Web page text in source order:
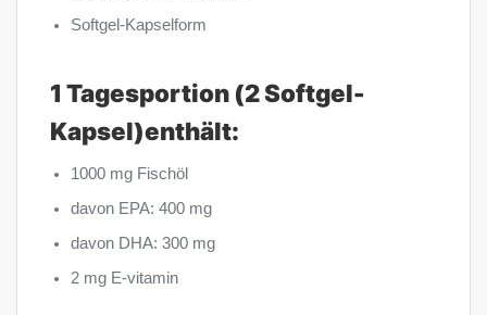
Softgel-Kapselform
1 Tagesportion (2 Softgel-
Kapsel)enthält:
1000 mg Fischöl
davon EPA: 400 mg
davon DHA: 300 mg
2 mg E-vitamin